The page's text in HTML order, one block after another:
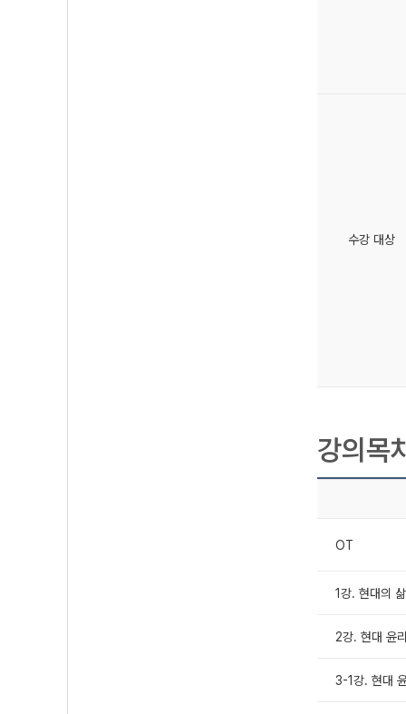
수강 대상
강의목
OT
1강. 현대의
2강. 현대 윤
3-1강. 현대